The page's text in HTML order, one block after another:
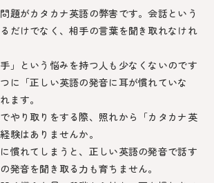
題がカタカナ英語の弊害です。会話という
だけでなく、相手の言葉を聞き取れなけれ
手」という悩みを持つ人も少なくないのです
に「正しい英語の発音に耳が慣れていな
ます。
やり取りをする際、照れから「カタカナ英
験はありませんか。
に慣れてしまうと、正しい英語の発音で話す
発音を聞き取る力も育ちません。